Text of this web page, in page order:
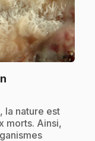
la nature est
morts. Ainsi,